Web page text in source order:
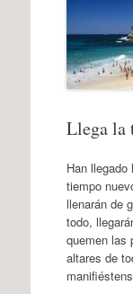
Llega la
Han
tiempo
llenarán de
todo,
quemen las
altares de